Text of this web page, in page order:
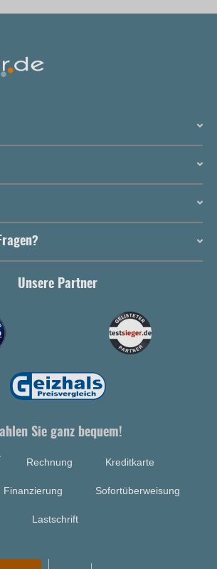
Unsere Partner
Sie ganz bequem!
Rechnung Kreditkarte
Finanzierung Sofortüberweisung
Lastschrift